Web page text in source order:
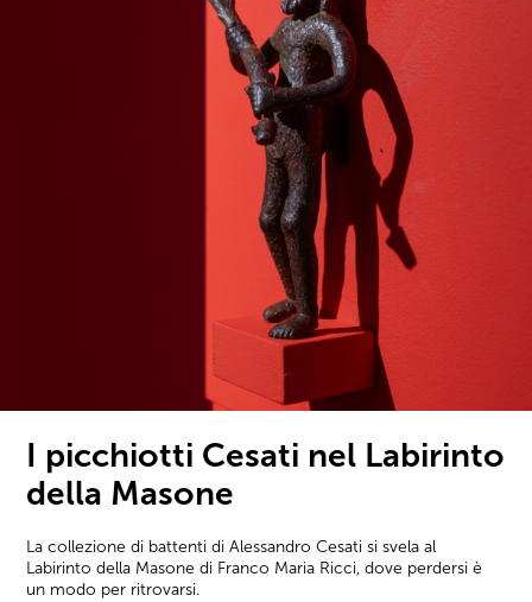
I picchiotti Cesati nel Labirinto
della Masone
La collezione di battenti di Alessandro Cesati si svela al
Labirinto della Masone di Franco Maria Ricci, dove perdersi è
un modo per ritrovarsi.